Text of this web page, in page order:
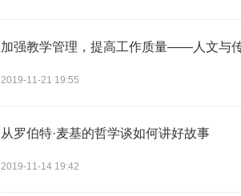
加强教学管理，提高工作质量——人文与
2019-11-21 19:55
从罗伯特·麦基的哲学谈如何讲好故事
2019-11-14 19:42